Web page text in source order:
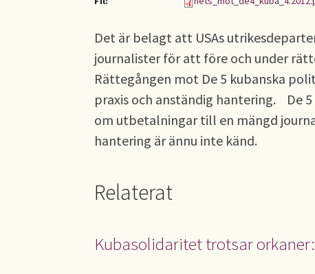
Det är belagt att USAs
journalister för att före och under
Rättegången mot De 5 kubanska
praxis och anständig hantering. De
om utbetalningar till en mängd
hantering är ännu inte känd.
Relaterat
Kubasolidaritet trotsar